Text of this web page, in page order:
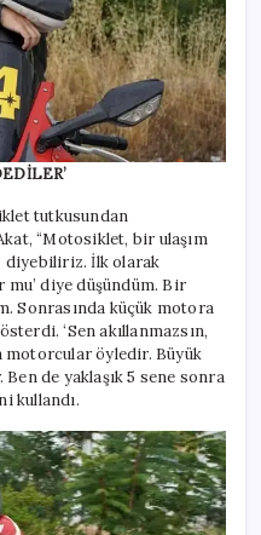
tutkusundan
“Motosiklet, bir ulaşım
diyebiliriz. İlk olarak
mu’ diye düşündüm. Bir
Sonrasında küçük motora
‘Sen akıllanmazsın,
motorcular öyledir. Büyük
de yaklaşık 5 sene sonra
kullandı.